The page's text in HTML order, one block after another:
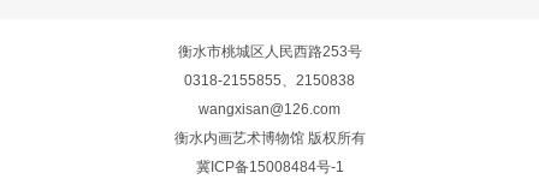
衡水市桃城区人民西路253号
0318-2155855、2150838
wangxisan@126.com
衡水内画艺术博物馆 版权所有
冀ICP备15008484号-1